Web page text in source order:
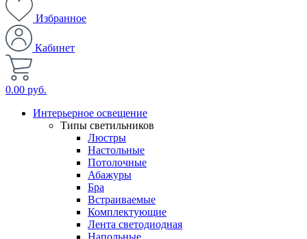
Избранное
Кабинет
0.00 руб.
Интерьерное освещение
Типы светильников
Люстры
Настольные
Потолочные
Абажуры
Бра
Встраиваемые
Комплектующие
Лента светодиодная
Напольные